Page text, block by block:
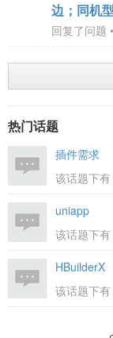
边；同机
回复了问题
热门话题
插件需求
该话题下有
uniapp
该话题下有
HBuilderX
该话题下有